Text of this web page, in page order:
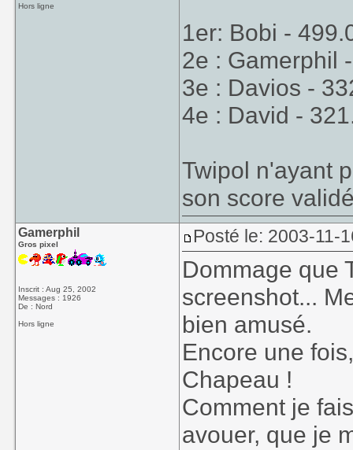
Hors ligne
1er: Bobi -
2e : Gamerphil
3e : Davios -
4e : David -
Twipol n'ayant
son score
Gamerphil
Gros pixel
Inscrit : Aug 25, 2002
Messages : 1926
De : Nord
Hors ligne
Posté le: 2003-11-
Dommage que
screenshot...
bien amusé.
Encore une
Chapeau !
Comment je
avouer, que je